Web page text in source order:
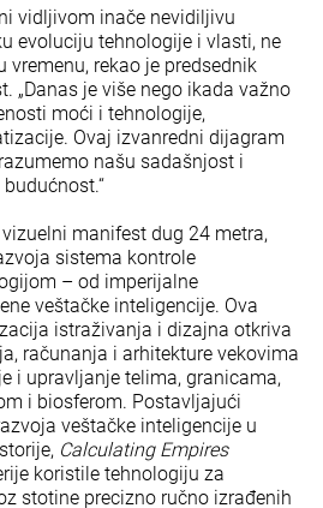
vidljivom inače nevidiljivu
evoluciju tehnologije i vlasti, ne
vremenu, rekao je predsednik
„Danas je više nego ikada važno
moći i tehnologije,
Ovaj izvanredni dijagram
našu sadašnjost i
manifest dug 24 metra,
sistema kontrole
– od imperijalne
veštačke inteligencije. Ova
istraživanja i dizajna otkriva
računanja i arhitekture vekovima
i upravljanje telima, granicama,
i biosferom. Postavljajući
veštačke inteligencije u
Calculating Empires
koristile tehnologiju za
stotine precizno ručno izrađenih